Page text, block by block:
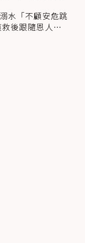
水「不顧安危跳
後跟隨恩人不